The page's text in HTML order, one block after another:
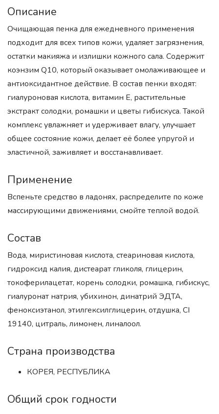
Описание
Очищающая пенка для ежедневного применения
подходит для всех типов кожи, удаляет загрязнения,
остатки макияжа и излишки кожного сала. Содержит
коэнзим Q10, который оказывает омолаживающее и
антиоксидантное действие. В состав пенки входят:
гиалуроновая кислота, витамин Е, растительные
экстракт солодки, ромашки и цветы гибискуса. Такой
комплекс увлажняет и удерживает влагу, улучшает
общее состояние кожи, делает её более упругой и
эластичной, заживляет и восстанавливает.
Применение
Вспеньте средство в ладонях, распределите по коже
массирующими движениями, смойте теплой водой.
Состав
Вода, миристиновая кислота, стеариновая кислота,
гидроксид калия, дистеарат гликоля, глицерин,
токоферилацетат, корень солодки, ромашка, гибискус,
гиалуронат натрия, убихинон, динатрий ЭДТА,
феноксиэтанол, этилгексилглицерин, отдушка, CI
19140, цитраль, лимонен, линалоол.
Страна производства
КОРЕЯ, РЕСПУБЛИКА
Общий срок годности